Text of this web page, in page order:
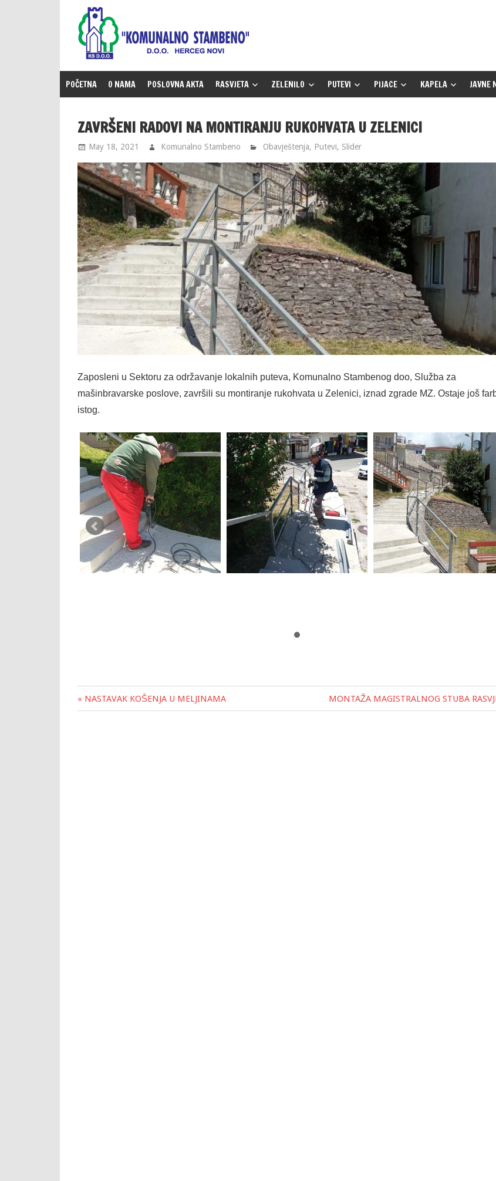
content
POČETNA O NAMA POSLOVNA AKTA RASVJETA ZELENILO PUTEVI PIJACE KAPELA JAVNE
ZAVRŠENI RADOVI NA MONTIRANJU RUKOHVATA U ZELENICI
May 18, 2021 Komunalno Stambeno Obavještenja, Putevi, Slider
Zaposleni u Sektoru za održavanje lokalnih puteva, Komunalno Stambenog doo, Služba za
mašinbravarske poslove, završili su montiranje rukohvata u Zelenici, iznad zgrade MZ. Ostaje još
istog.
Post
« NASTAVAK KOŠENJA U MELJINAMA MONTAŽA MAGISTRALNOG STUBA